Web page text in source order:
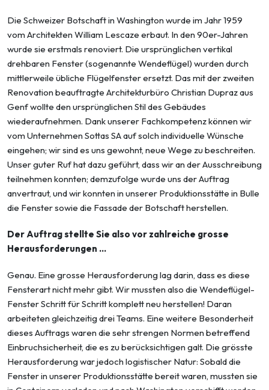
Die Schweizer Botschaft in Washington wurde im Jahr 1959
vom Architekten William Lescaze erbaut. In den 90er-Jahren
wurde sie erstmals renoviert. Die ursprünglichen vertikal
drehbaren Fenster (sogenannte Wendeflügel) wurden durch
mittlerweile übliche Flü­gelfenster ersetzt. Das mit der zweiten
Renovation beauftragte Architekturbüro Christian Dupraz aus
Genf wollte den ursprünglichen Stil des Gebäudes
wiederaufnehmen. Dank unse­rer Fachkompetenz können wir
vom Unternehmen Sottas SA auf solch individuelle Wünsche
eingehen; wir sind es uns gewohnt, neue Wege zu beschreiten.
Unser guter Ruf hat dazu geführt, dass wir an der Ausschreibung
teilnehmen konnten; demzufolge wurde uns der Auf­trag
anvertraut, und wir konnten in unserer Produktionsstätte in Bulle
die Fenster sowie die Fassade der Botschaft herstellen.
Der Auftrag stellte Sie also vor zahlreiche grosse
Herausforderungen …
Genau. Eine grosse Herausforderung lag darin, dass es diese
Fensterart nicht mehr gibt. Wir mussten also die Wendeflügel-
Fenster Schritt für Schritt komplett neu herstellen! Daran
arbeiteten gleichzeitig drei Teams. Eine weitere Besonderheit
dieses Auftrags waren die sehr strengen Normen betreffend
Einbruchsicherheit, die es zu berücksichtigen galt. Die grösste
Herausforderung war jedoch logistischer Natur: Sobald die
Fenster in unserer Produktions­stätte bereit waren, mussten sie